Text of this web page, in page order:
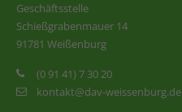
Geschäftsstelle
Schießgrabenmauer 14
91781 Weißenburg
(0 91 41) 7 30 20
kontakt@dav-weissenburg.de